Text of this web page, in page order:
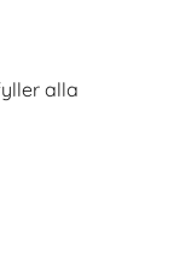
alla